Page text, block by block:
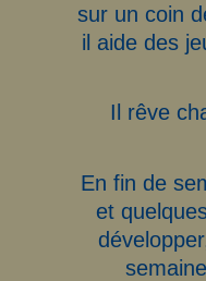
sur un coin
il aide des
Il rêve
En fin de
et